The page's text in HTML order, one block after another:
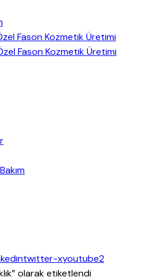
Fason Kozmetik Üretimi
Fason Kozmetik Üretimi
twitter-xyoutube2
olarak etiketlendi